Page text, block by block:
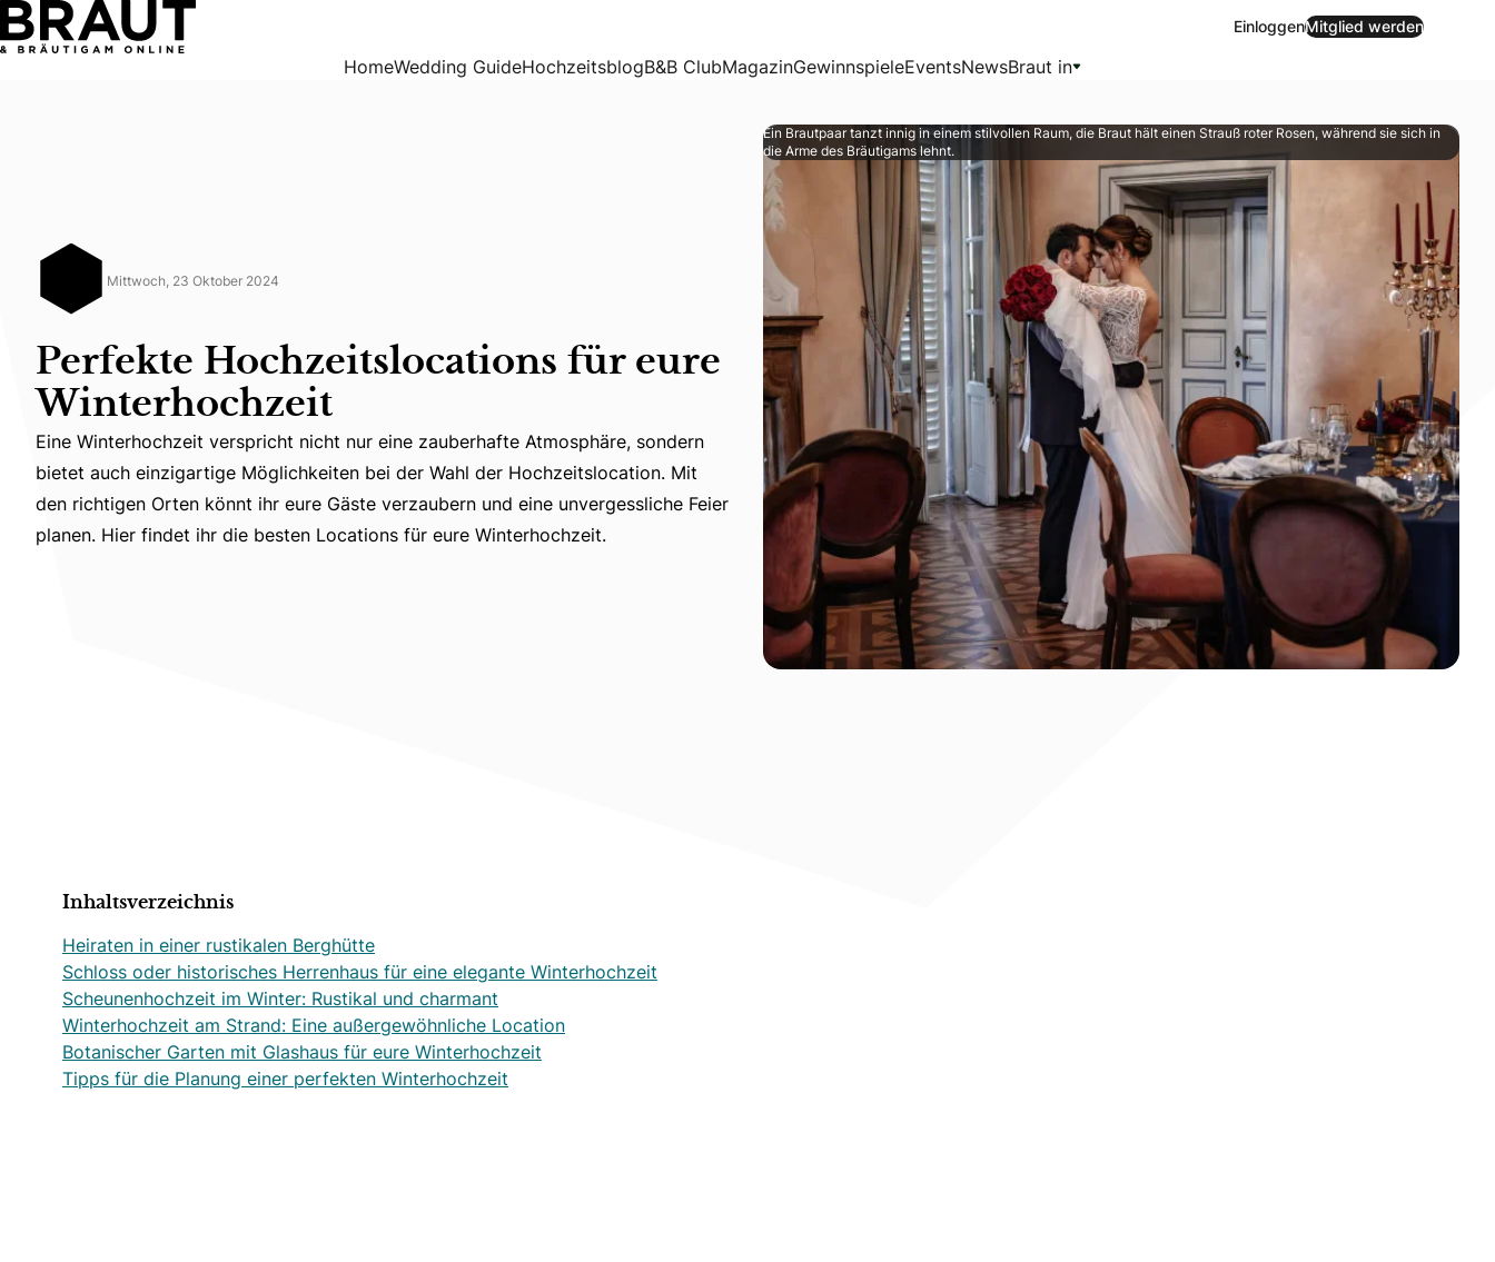
Perfekte Hochzeitslocations für eure Winterhochzeit
EinloggenMitglied werden
HomeWedding GuideHochzeitsblogB&B ClubMagazinGewinnspieleEventsNewsBraut in
Mittwoch, 23 Oktober 2024
Perfekte Hochzeitslocations für eure
Winterhochzeit
Eine Winterhochzeit verspricht nicht nur eine zauberhafte Atmosphäre, sondern bietet auch einzigartige Möglichkeiten bei der Wahl der Hochzeitslocation. Mit den
Eine Winterhochzeit verspricht nicht nur eine zauberhafte Atmosphäre, sondern
bietet auch einzigartige Möglichkeiten bei der Wahl der Hochzeitslocation. Mit
den richtigen Orten könnt ihr eure Gäste verzaubern und eine unvergessliche Feier
planen. Hier findet ihr die besten Locations für eure Winterhochzeit.
Ein Brautpaar tanzt innig in einem stilvollen Raum, die Braut hält einen Strauß roter Rosen, während sie sich in
die Arme des Bräutigams lehnt.
Inhaltsverzeichnis
Heiraten in einer rustikalen Berghütte
Schloss oder historisches Herrenhaus für eine elegante Winterhochzeit
Scheunenhochzeit im Winter: Rustikal und charmant
Winterhochzeit am Strand: Eine außergewöhnliche Location
Botanischer Garten mit Glashaus für eure Winterhochzeit
Tipps für die Planung einer perfekten Winterhochzeit